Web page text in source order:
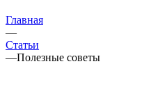
Главная
—
Статьи
—Полезные советы